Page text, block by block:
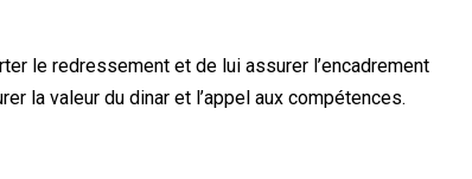
le redressement et de lui assurer l’encadrement
la valeur du dinar et l’appel aux compétences.